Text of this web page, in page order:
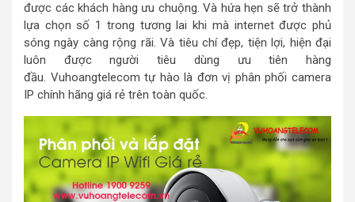
được các khách hàng ưu chuộng. Và hứa hẹn sẽ trở thành
lựa chọn số 1 trong tương lai khi mà internet được phủ
sóng ngày càng rộng rãi. Và tiêu chí đẹp, tiện lợi, hiện đại
luôn được người tiêu dùng ưu tiên hàng
đầu. Vuhoangtelecom tự hào là đơn vị phân phối camera
IP chính hãng giá rẻ trên toàn quốc.